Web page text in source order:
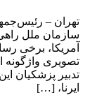
تهران –
سازمان ملل
آمریکا، برخی
تصویری واژگونه
تدبیر پزشکیان
ایرنا، […]